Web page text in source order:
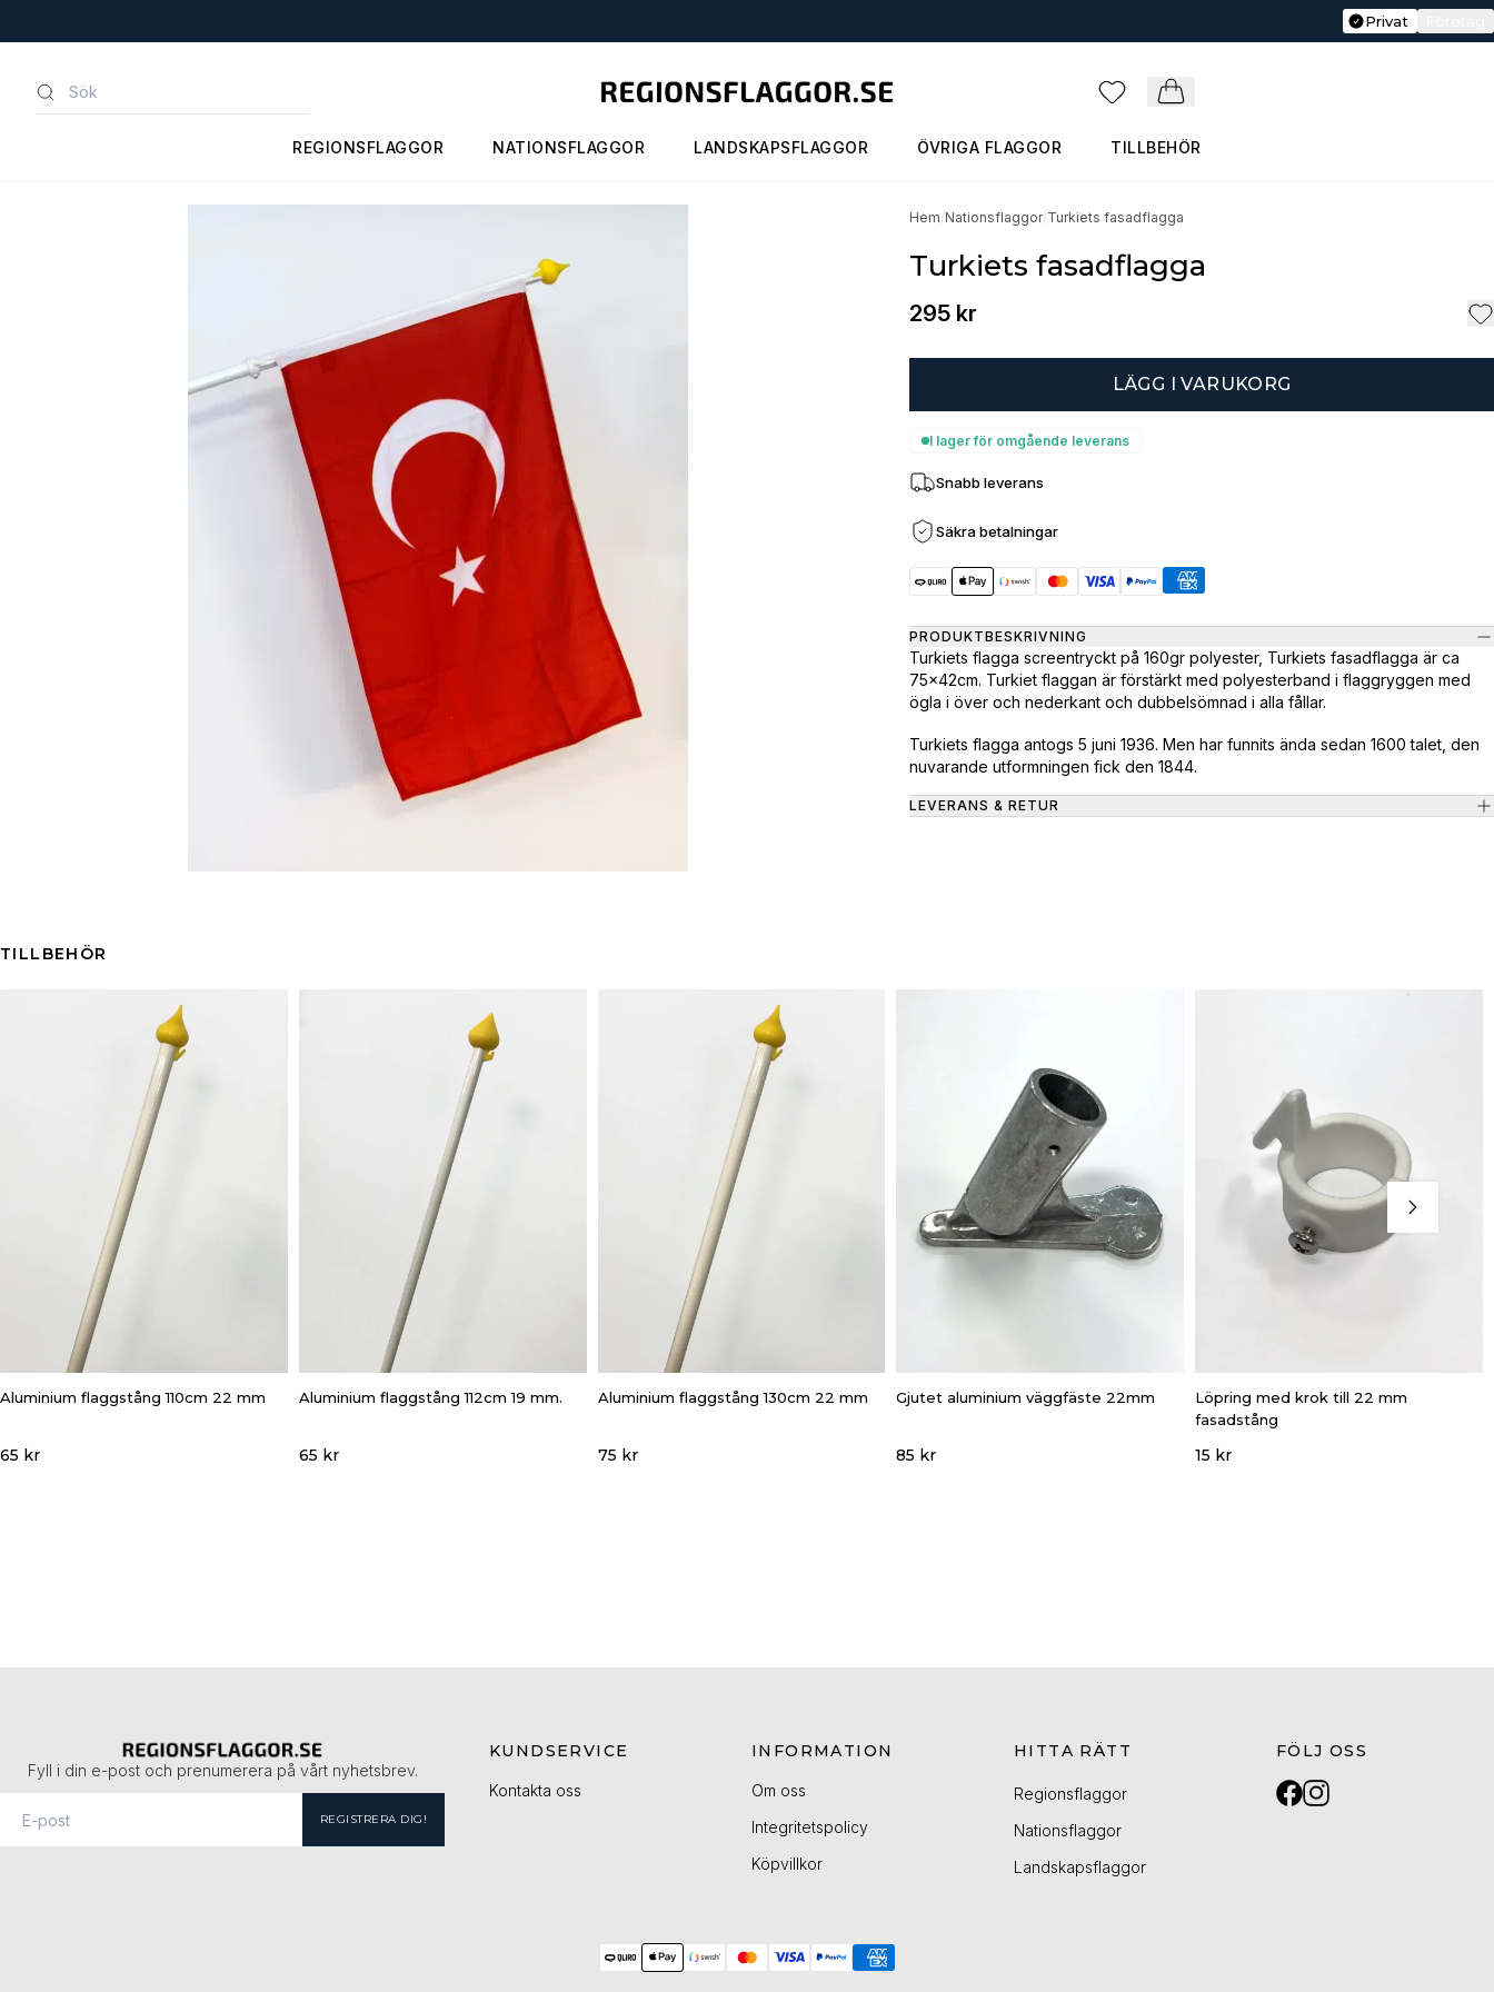
Privat
REGIONSFLAGGOR
NATIONSFLAGGOR LANDSKAPSFLAGGOR ÖVRIGA FLAGGOR TILLBEHÖR
Hem/Nationsflaggor/Turkiets fasadflagga
Turkiets fasadflagga
295 kr
LÄGG I VARUKORG
I lager för omgående leverans
Snabb leverans
Säkra betalningar
PRODUKTBESKRIVNING
Turkiets flagga screentryckt på 160gr polyester, Turkiets fasadflagga är ca
75x42cm. Turkiet flaggan är förstärkt med polyesterband i flaggryggen med
ögla i över och nederkant och dubbelsömnad i alla fållar.
Turkiets flagga antogs 5 juni 1936. Men har funnits ända sedan 1600 talet, den
nuvarande utformningen fick den 1844.
LEVERANS & RETUR
TILLBEHÖR
Aluminium flaggstång 110cm 22 mm
65 kr
Aluminium flaggstång 112cm 19 mm.
65 kr
Aluminium flaggstång 130cm 22 mm
75 kr
Gjutet aluminium väggfäste 22mm
85 kr
Löpring med krok till 22 mm
fasadstång
15 kr
Fyll i din e-post och prenumerera på vårt nyhetsbrev.
REGISTRERA DIG!
KUNDSERVICE
Kontakta oss
INFORMATION
Om oss
Integritetspolicy
Köpvillkor
HITTA RÄTT
Regionsflaggor
Nationsflaggor
Landskapsflaggor
FÖLJ OSS